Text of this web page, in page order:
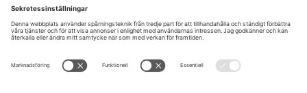
Unter den Linden 24, 10117
Berlin, Germany
London, EC1V 1AW, United
Kingdom
United States
Switzerland